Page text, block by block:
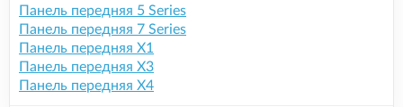
Панель передняя 5 Series
Панель передняя 7 Series
Панель передняя X1
Панель передняя X3
Панель передняя X4